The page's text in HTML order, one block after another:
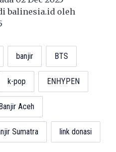
balinesia.id oleh
banjir BTS
k-pop ENHYPEN
Aceh
Sumatra link donasi